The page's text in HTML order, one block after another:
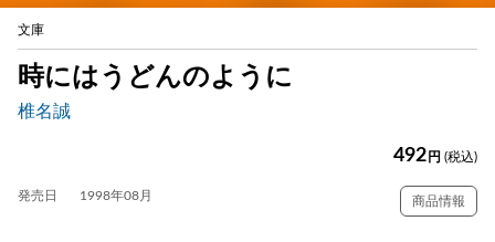
文庫
時にはうどんのように
椎名誠
492 円 (税込)
発売日 1998年08月 商品情報